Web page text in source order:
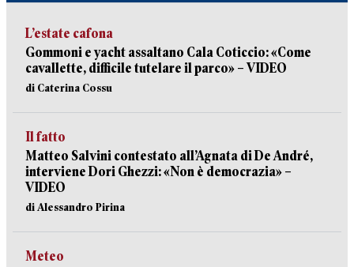
L’estate cafona
Gommoni e yacht assaltano Cala Coticcio: «Come
cavallette, difficile tutelare il parco» – VIDEO
di Caterina Cossu
Il fatto
Matteo Salvini contestato all’Agnata di De André,
interviene Dori Ghezzi: «Non è democrazia» –
VIDEO
di Alessandro Pirina
Meteo